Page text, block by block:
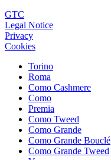
GTC
Legal Notice
Privacy
Cookies
Torino
Roma
Como Cashmere
Como
Premia
Como Tweed
Como Grande
Como Grande Bouclé
Como Grande Tweed